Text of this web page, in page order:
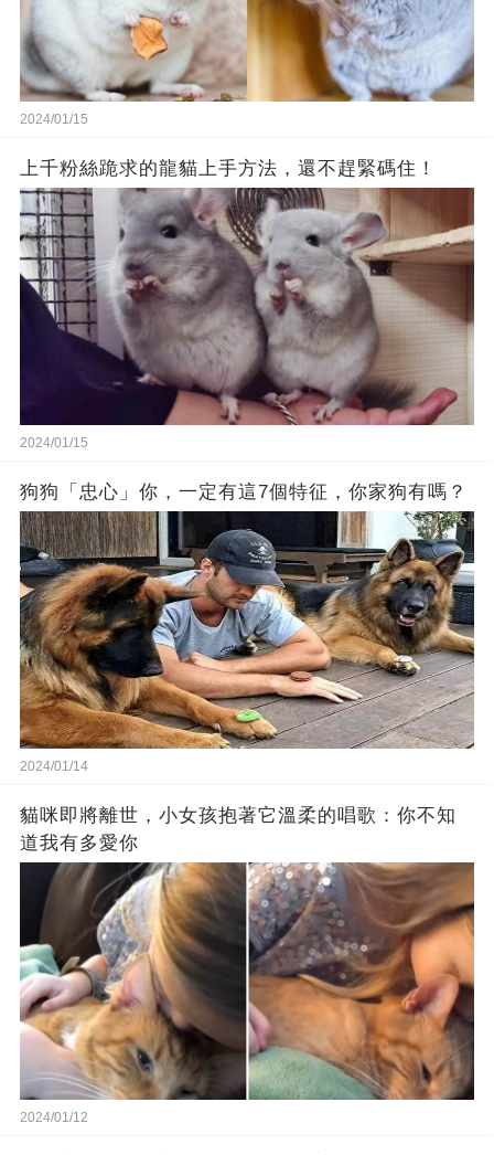
2024/01/15
上千粉絲跪求的龍貓上手方法，還不趕緊碼住！
2024/01/15
狗狗「忠心」你，一定有這7個特征，你家狗有嗎？
2024/01/14
貓咪即將離世，小女孩抱著它溫柔的唱歌：你不知
道我有多愛你
2024/01/12